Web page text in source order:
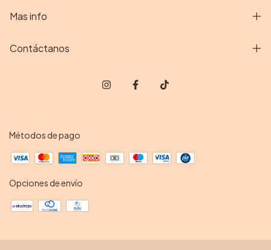
Mas info
Contáctanos
Métodos de pago
Opciones de envío